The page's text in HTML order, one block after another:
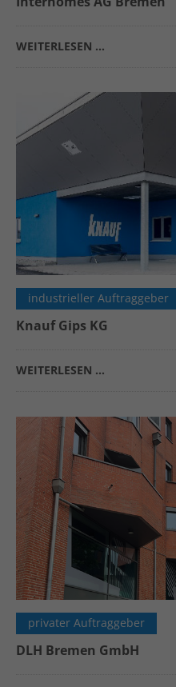
WEITERLESEN …
industrieller Auftraggeber
Knauf Gips KG
WEITERLESEN …
privater Auftraggeber
DLH Bremen GmbH